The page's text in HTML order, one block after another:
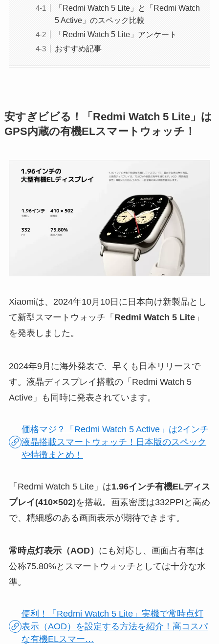
「Redmi Watch 5 Lite」と「Redmi Watch
5 Active」のスペック比較
「Redmi Watch 5 Lite」アンケート
おすすめ記事
安すぎビビる！「Redmi Watch 5 Lite」は
GPS内蔵の有機ELスマートウォッチ！
Xiaomiは、2024年10月10日に日本向け新製品とし
て新型スマートウォッチ「 Redmi Watch 5 Lite」
を発表しました。
2024年9月に海外発表で、早くも日本リリースで
す。液晶ディスプレイ搭載の「Redmi Watch 5
Active」も同時に発表されています。
価格マジ？「Redmi Watch 5 Active」は2インチ
液晶搭載スマートウォッチ！日本版のスペック
や特徴まとめ！
「Redmi Watch 5 Lite」は1.96インチ有機ELディス
プレイ(410×502)を搭載。画素密度は332PPIと高め
で、精細感のある画面表示が期待できます。
常時点灯表示（AOD） にも対応し、画面占有率は
公称75.80%とスマートウォッチとしては十分な水
準。
便利！「Redmi Watch 5 Lite」実機で常時点灯
表示（AOD）を設定する方法を紹介！高コスパ
な有機ELスマー…